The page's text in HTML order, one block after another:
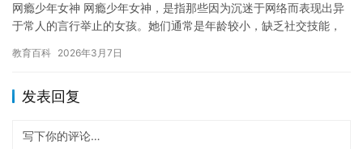
网瘾少年女神 网瘾少年女神，是指那些因为沉迷于网络而表现出异
于常人的言行举止的女孩。她们通常是年龄较小，缺乏社交技能，
力。 …
教育百科 2026年3月7日
发表回复